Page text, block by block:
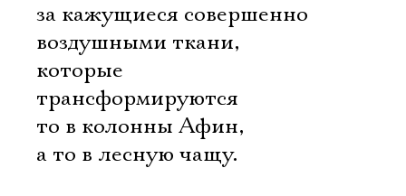
за кажущиеся совершенно
воздушными ткани,
которые
трансформируются
то в колонны Афин,
а то в лесную чащу.